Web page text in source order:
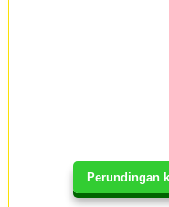
Perundingan